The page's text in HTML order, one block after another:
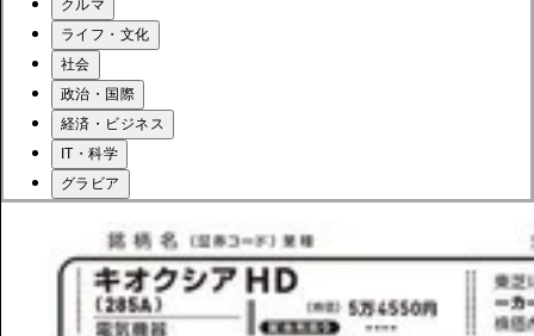
クルマ
ライフ・文化
社会
政治・国際
経済・ビジネス
IT・科学
グラビア